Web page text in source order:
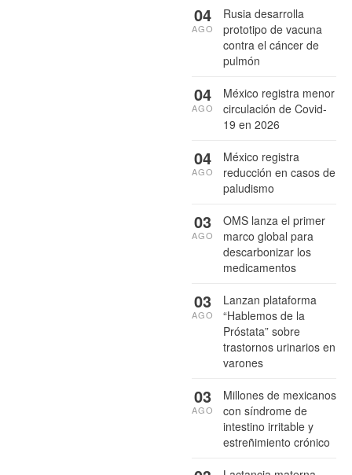
Rusia desarrolla
prototipo de vacuna
contra el cáncer de
pulmón
04
AGO
México registra menor
circulación de Covid-
19 en 2026
04
AGO
México registra
reducción en casos de
paludismo
04
AGO
OMS lanza el primer
marco global para
descarbonizar los
medicamentos
03
AGO
Lanzan plataforma
“Hablemos de la
Próstata” sobre
trastornos urinarios en
varones
03
AGO
Millones de mexicanos
con síndrome de
intestino irritable y
estreñimiento crónico
03
AGO